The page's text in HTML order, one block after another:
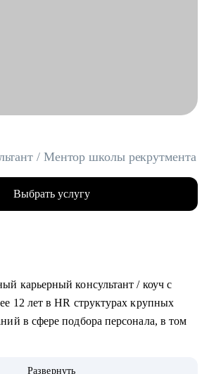
/ Ментор школы рекрутмента
Выбрать услугу
карьерный консультант / коуч с
12 лет в HR структурах крупных
в сфере подбора персонала, в том
Развернуть